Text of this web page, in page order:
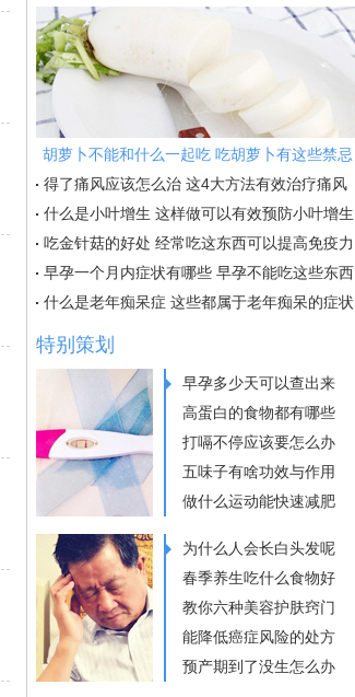
胡萝卜不能和什么一起吃 吃胡萝卜有这些禁忌
得了痛风应该怎么治 这4大方法有效治疗痛风
什么是小叶增生 这样做可以有效预防小叶增生
吃金针菇的好处 经常吃这东西可以提高免疫力
早孕一个月内症状有哪些 早孕不能吃这些东西
什么是老年痴呆症 这些都属于老年痴呆的症状
特别策划
早孕多少天可以查出来
高蛋白的食物都有哪些
打嗝不停应该要怎么办
五味子有啥功效与作用
做什么运动能快速减肥
为什么人会长白头发呢
春季养生吃什么食物好
教你六种美容护肤窍门
能降低癌症风险的处方
预产期到了没生怎么办